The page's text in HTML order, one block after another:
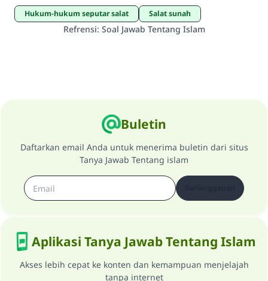
Hukum-hukum seputar salat salat sunah
Refrensi: Soal Jawab Tentang Islam
Buletin
Daftarkan email Anda untuk menerima buletin dari situs
Tanya Jawab Tentang islam
Aplikasi Tanya Jawab Tentang Islam
Akses lebih cepat ke konten dan kemampuan menjelajah
tanpa internet